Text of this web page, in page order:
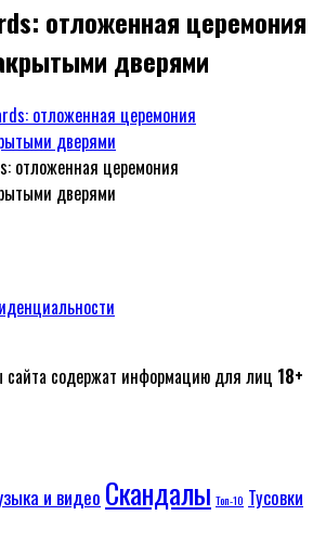
отложенная церемония
дверями
отложенная церемония
дверями
сайта содержат информацию для лиц 18+
и видео Скандалы Топ-10 Тусовки